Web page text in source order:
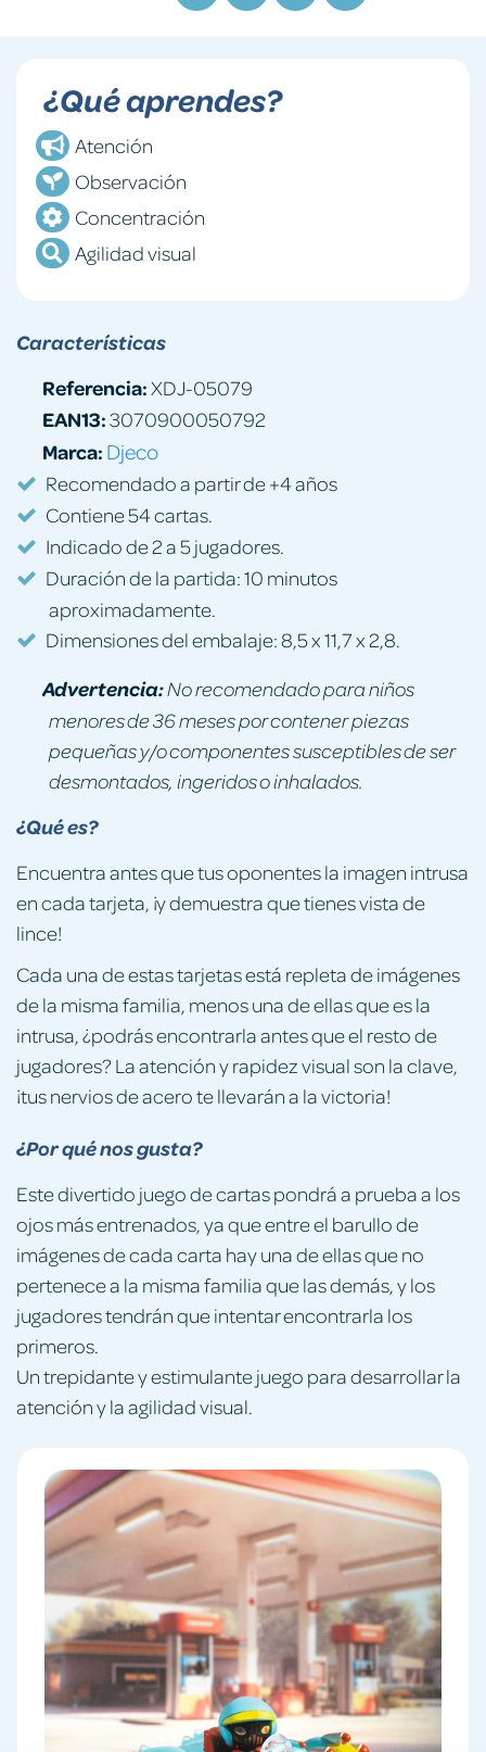
¿Qué es?
Encuentra antes que tus oponentes la imagen intrusa
en cada tarjeta, ¡y demuestra que tienes vista de
lince!
Cada una de estas tarjetas está repleta de imágenes
de la misma familia, menos una de ellas que es la
intrusa, ¿podrás encontrarla antes que el resto de
jugadores? La atención y rapidez visual son la clave,
¡tus nervios de acero te llevarán a la victoria!
¿Por qué nos gusta?
Este divertido juego de cartas pondrá a prueba a los
ojos más entrenados, ya que entre el barullo de
imágenes de cada carta hay una de ellas que no
pertenece a la misma familia que las demás, y los
jugadores tendrán que intentar encontrarla los
primeros.
Un trepidante y estimulante juego para desarrollar la
atención y la agilidad visual.
¿Qué aprendes?
Atención
Observación
Concentración
Agilidad visual
Características
Referencia:XDJ-05079
EAN13:3070900050792
Marca: Djeco
Recomendado a partir de +4 años
Contiene 54 cartas.
Indicado de 2 a 5 jugadores.
Duración de la partida: 10 minutos
aproximadamente.
Dimensiones del embalaje: 8,5 x 11,7 x 2,8.
Advertencia:No recomendado para niños
menores de 36 meses por contener piezas
pequeñas y/o componentes susceptibles de ser
desmontados, ingeridos o inhalados.